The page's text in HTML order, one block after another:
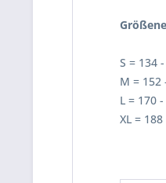
S = 134
M = 152
L = 170
XL =